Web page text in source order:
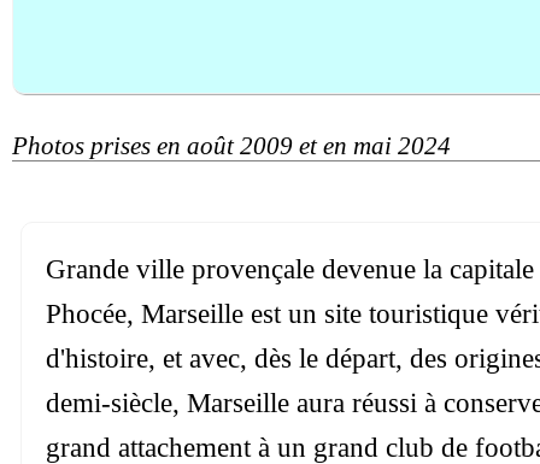
Photos prises en août 2009 et en mai 2024
Grande ville provençale devenue la
Phocée, Marseille est un site touristique
d'histoire, et avec, dès le départ, des
demi-siècle, Marseille aura réussi à
grand attachement à un grand club de